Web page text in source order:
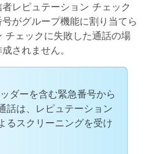
レピュテーション チェック
がグループ機能に割り当てら
チェックに失敗した通話の場
されません。
ダーを含む緊急番号から
話は、レピュテーション
るスクリーニングを受け